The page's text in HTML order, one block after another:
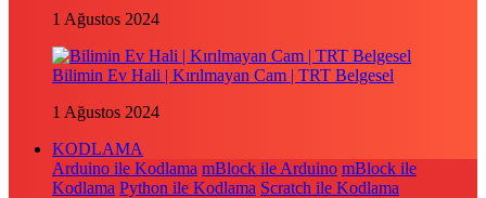
1 Ağustos 2024
Bilimin Ev Hali | Kırılmayan Cam | TRT Belgesel
1 Ağustos 2024
KODLAMA
Arduino ile Kodlama mBlock ile Arduino mBlock ile
Kodlama Python ile Kodlama Scratch ile Kodlama